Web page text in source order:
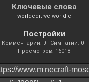
Ключевые слова
worldedit we world e
Постройки
Комментарии: 0 - Симпатии: 0 -
Просмотров: 16018